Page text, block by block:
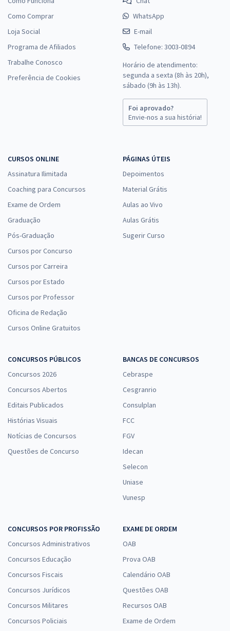
Como Comprar
Loja Social
Programa de Afiliados
Trabalhe Conosco
Preferência de Cookies
WhatsApp
E-mail
Telefone: 3003-0894
Horário de atendimento:
segunda a sexta (8h às 20h),
sábado (9h às 13h).
Foi aprovado?
Envie-nos a sua história!
CURSOS ONLINE
Assinatura Ilimitada
Coaching para Concursos
Exame de Ordem
Graduação
Pós-Graduação
Cursos por Concurso
Cursos por Carreira
Cursos por Estado
Cursos por Professor
Oficina de Redação
Cursos Online Gratuitos
PÁGINAS ÚTEIS
Depoimentos
Material Grátis
Aulas ao Vivo
Aulas Grátis
Sugerir Curso
CONCURSOS PÚBLICOS
Concursos 2026
Concursos Abertos
Editais Publicados
Histórias Visuais
Notícias de Concursos
Questões de Concurso
BANCAS DE CONCURSOS
Cebraspe
Cesgranrio
Consulplan
FCC
FGV
Idecan
Selecon
Uniase
Vunesp
CONCURSOS POR PROFISSÃO
Concursos Administrativos
Concursos Educação
Concursos Fiscais
Concursos Jurídicos
Concursos Militares
Concursos Policiais
EXAME DE ORDEM
OAB
Prova OAB
Calendário OAB
Questões OAB
Recursos OAB
Exame de Ordem